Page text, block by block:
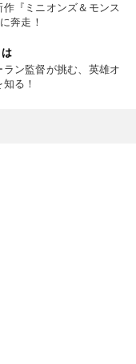
『ミニオンズ＆モンス
奔走！
は
ン監督が挑む、英雄オ
る！